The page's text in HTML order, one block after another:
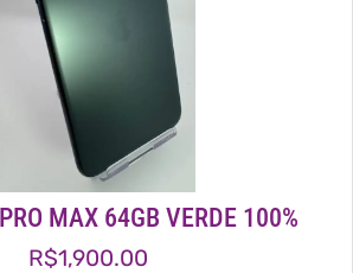
MAX 64GB VERDE 100%
R$1,900.00